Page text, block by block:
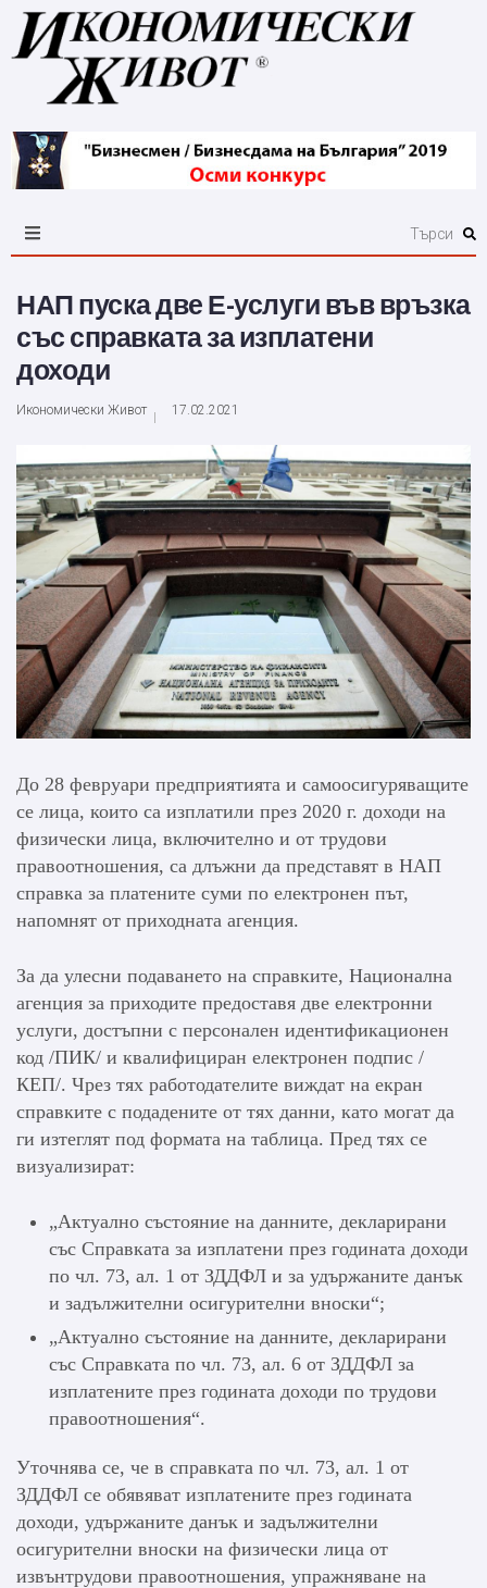
НАП пуска две Е-услуги във връзка
със справката за изплатени
доходи
Икономически Живот 17.02.2021
До 28 февруари предприятията и самоосигуряващите
се лица, които са изплатили през 2020 г. доходи на
физически лица, включително и от трудови
правоотношения, са длъжни да представят в НАП
справка за платените суми по електронен път,
напомнят от приходната агенция.
За да улесни подаването на справките, Национална
агенция за приходите предоставя две електронни
услуги, достъпни с персонален идентификационен
код /ПИК/ и квалифициран електронен подпис /
КЕП/. Чрез тях работодателите виждат на екран
справките с подадените от тях данни, като могат да
ги изтеглят под формата на таблица. Пред тях се
визуализират:
„Актуално състояние на данните, декларирани
със Справката за изплатени през годината доходи
по чл. 73, ал. 1 от ЗДДФЛ и за удържаните данък
и задължителни осигурителни вноски“;
„Актуално състояние на данните, декларирани
със Справката по чл. 73, ал. 6 от ЗДДФЛ за
изплатените през годината доходи по трудови
правоотношения“.
Уточнява се, че в справката по чл. 73, ал. 1 от
ЗДДФЛ се обявяват изплатените през годината
доходи, удържаните данък и задължителни
осигурителни вноски на физически лица от
извънтрудови правоотношения, упражняване на